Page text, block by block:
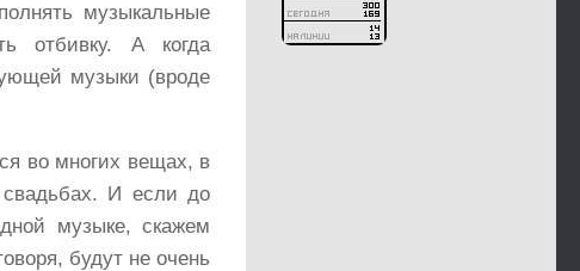
музыкальные
отбивку. А когда
музыки (вроде
во многих вещах, в
свадьбах. И если до
музыке, скажем
будут не очень